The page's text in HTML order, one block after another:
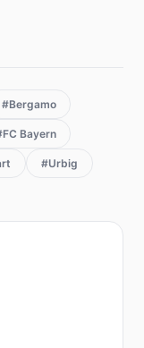
#Bergamo
Bayern
#Urbig